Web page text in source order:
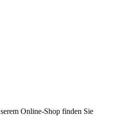
Online-Shop finden Sie